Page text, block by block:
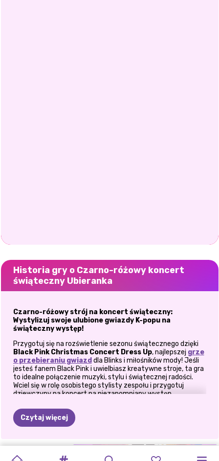
Historia gry o Czarno-różowy koncert
świąteczny Ubieranka
Czarno-różowy strój na koncert świąteczny:
Wystylizuj swoje ulubione gwiazdy K-popu na
świąteczny występ!
Przygotuj się na rozświetlenie sezonu świątecznego dzięki
Black Pink Christmas Concert Dress Up, najlepszej grze
o przebieraniu gwiazd dla Blinks i miłośników mody! Jeśli
jesteś fanem Black Pink i uwielbiasz kreatywne stroje, ta gra
to idealne połączenie muzyki, stylu i świątecznej radości.
Wciel się w rolę osobistego stylisty zespołu i przygotuj
dziewczyny na koncert na niezapomniany występ
Przenieś magię świąt Bożego Narodzenia na scenę
inspirowanych świętami stylizacji. Każdy członek Black Pink
Czytaj więcej
GORĄCZKA
PUDEŁKO KONCERT
K-POPOWE ZIMOWE PRZYGOTUJ